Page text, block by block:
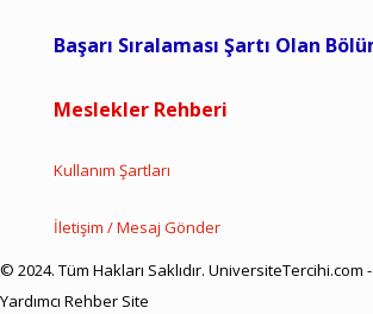
Başarı Sıralaması Şartı Olan
Meslekler Rehberi
Kullanım Şartları
İletişim / Mesaj Gönder
© 2024. Tüm Hakları Saklıdır. UniversiteTercihi.com -
Yardımcı Rehber Site